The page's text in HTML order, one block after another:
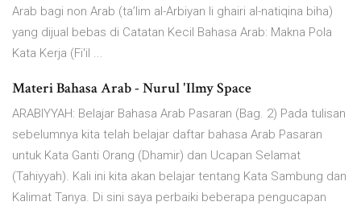
Arab bagi non Arab (ta’lim al-Arbiyan li ghairi al-natiqina biha)
yang dijual bebas di Catatan Kecil Bahasa Arab: Makna Pola
Kata Kerja (Fi'il ...
Materi Bahasa Arab - Nurul 'Ilmy Space
ARABIYYAH: Belajar Bahasa Arab Pasaran (Bag. 2) Pada tulisan
sebelumnya kita telah belajar daftar bahasa Arab Pasaran
untuk Kata Ganti Orang (Dhamir) dan Ucapan Selamat
(Tahiyyah). Kali ini kita akan belajar tentang Kata Sambung dan
Kalimat Tanya. Di sini saya perbaiki beberapa pengucapan